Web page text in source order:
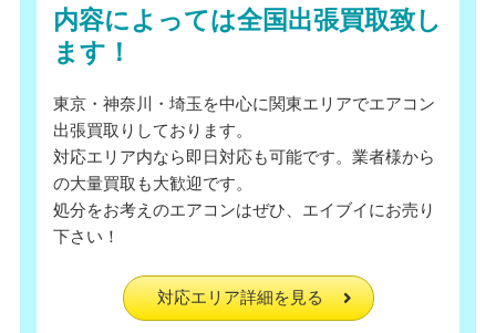
内容によっては全国出張買取致し
ます！
東京・神奈川・埼玉を中心に関東エリアでエアコン
出張買取りしております。
対応エリア内なら即日対応も可能です。業者様から
の大量買取も大歓迎です。
処分をお考えのエアコンはぜひ、エイブイにお売り
下さい！
対応エリア詳細を見る